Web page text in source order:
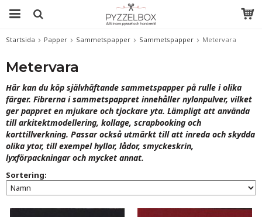
Startsida Papper Sammetspapper Sammetspapper Metervara
Metervara
Här kan du köp självhäftande sammetspapper på rulle i olika
färger. Fibrerna i sammetspappret innehållernylonpulver, vilket
ger pappret en mjukare och tjockare yta. Lämpligt att använda
till arkitektmodellering, kollage, scrapbooking och
korttillverkning. Passar också utmärkt till att inreda och skydda
olika ytor, till exempel hyllor, lådor, smyckeskrin,
lyxförpackningar och mycket annat.
Sortering: